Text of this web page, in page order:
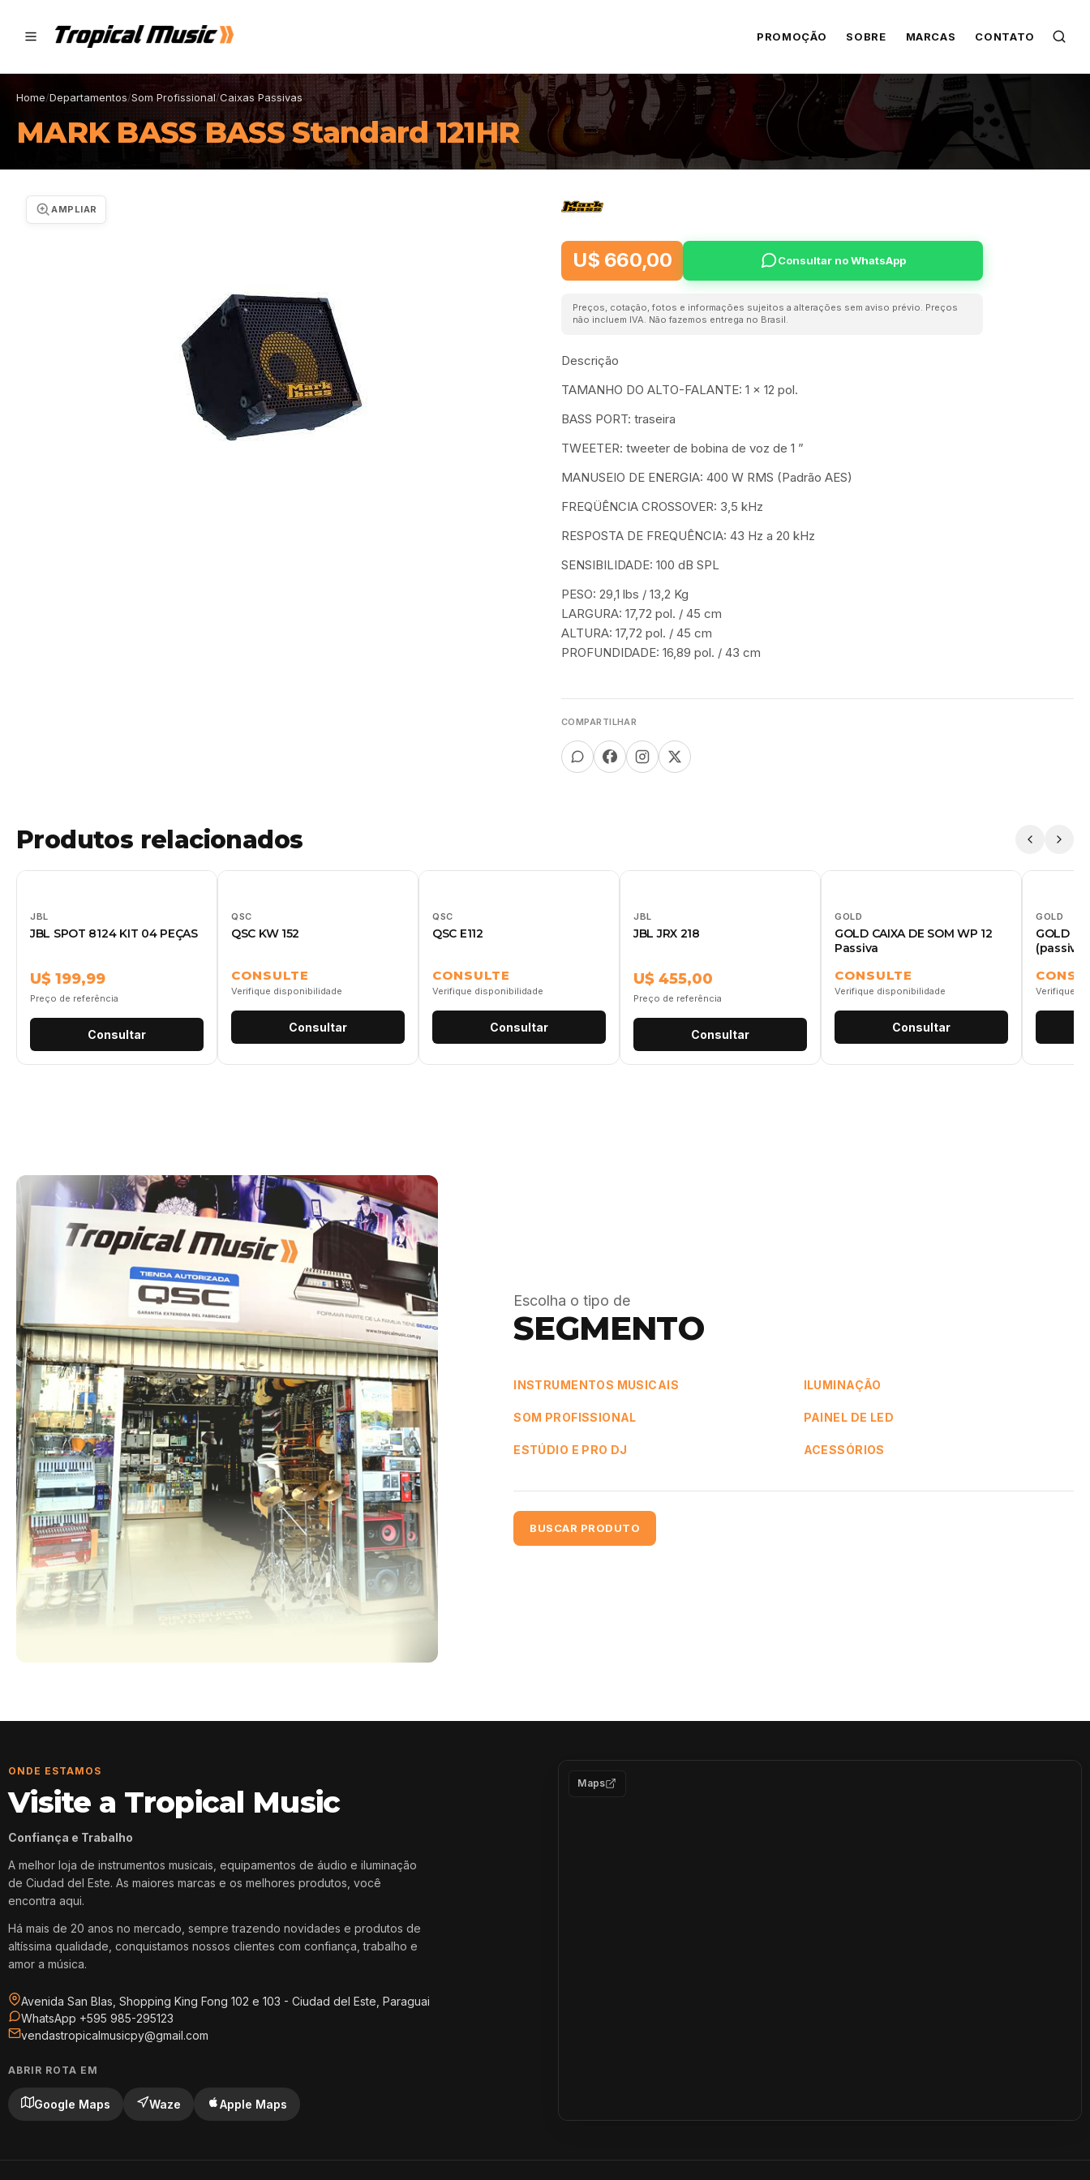
PROMOÇÃO SOBRE MARCAS CONTATO
Home/Departamentos/Som Profissional/Caixas Passivas
MARK BASS BASS Standard 121HR
AMPLIAR
U$ 660,00 Consultar no WhatsApp
Preços, cotação, fotos e informações sujeitos a alterações sem aviso prévio. Preços
não incluem IVA. Não fazemos entrega no Brasil.
Descrição
TAMANHO DO ALTO-FALANTE: 1 x 12 pol.
BASS PORT: traseira
TWEETER: tweeter de bobina de voz de 1 ”
MANUSEIO DE ENERGIA: 400 W RMS (Padrão AES)
FREQÜÊNCIA CROSSOVER: 3,5 kHz
RESPOSTA DE FREQUÊNCIA: 43 Hz a 20 kHz
SENSIBILIDADE: 100 dB SPL
PESO: 29,1 lbs / 13,2 Kg
LARGURA: 17,72 pol. / 45 cm
ALTURA: 17,72 pol. / 45 cm
PROFUNDIDADE: 16,89 pol. / 43 cm
COMPARTILHAR
Produtos relacionados
JBL
JBL SPOT 8124 KIT 04 PEÇAS
U$ 199,99
Preço de referência
Consultar
QSC
QSC KW 152
CONSULTE
Verifique disponibilidade
Consultar
QSC
QSC E112
CONSULTE
Verifique disponibilidade
Consultar
JBL
JBL JRX 218
U$ 455,00
Preço de referência
Consultar
GOLD
GOLD CAIXA DE SOM WP 12
Passiva
CONSULTE
Verifique disponibilidade
Consultar
GOLD
GOLD
(passiva)
Verifique
Escolha o tipo de
SEGMENTO
INSTRUMENTOS MUSICAIS ILUMINAÇÃO
SOM PROFISSIONAL PAINEL DE LED
ESTÚDIO E PRO DJ ACESSÓRIOS
BUSCAR PRODUTO
ONDE ESTAMOS
Visite a Tropical Music
Confiança e Trabalho
A melhor loja de instrumentos musicais, equipamentos de áudio e iluminação
de Ciudad del Este. As maiores marcas e os melhores produtos, você
encontra aqui.
Há mais de 20 anos no mercado, sempre trazendo novidades e produtos de
altíssima qualidade, conquistamos nossos clientes com confiança, trabalho e
amor a música.
Avenida San Blas, Shopping King Fong 102 e 103 - Ciudad del Este, Paraguai
WhatsApp +595 985-295123
vendastropicalmusicpy@gmail.com
ABRIR ROTA EM
Google Maps Waze Apple Maps
Maps